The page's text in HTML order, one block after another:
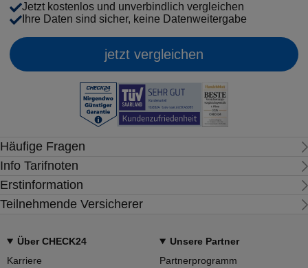
Jetzt kostenlos und unverbindlich vergleichen
Ihre Daten sind sicher, keine Datenweitergabe
jetzt vergleichen
Häufige Fragen
Info Tarifnoten
Erstinformation
Teilnehmende Versicherer
Über CHECK24
Karriere
Unsere Partner
Partnerprogramm